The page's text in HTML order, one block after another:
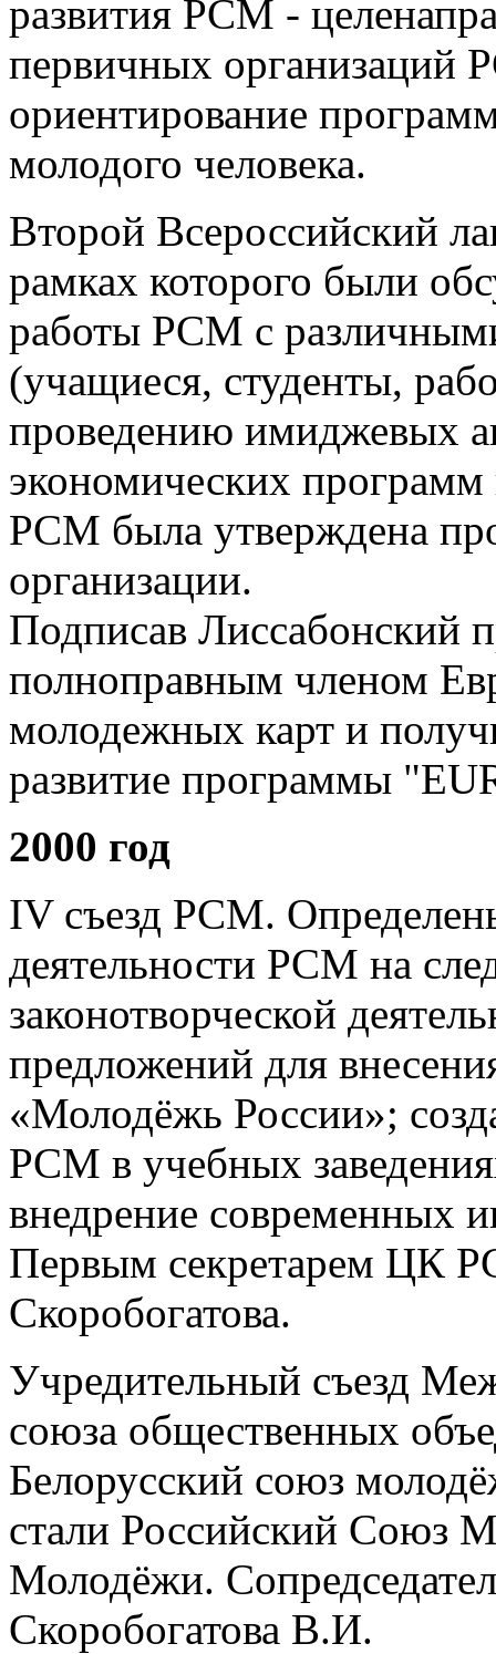
развития РСМ -
первичных организаций
ориентирование
молодого человека.
Второй Всероссийский
рамках которого были
работы РСМ с
(учащиеся, студенты,
проведению имиджевых
экономических
РСМ была утверждена
организации.
Подписав Лиссабонский
полноправным членом
молодежных карт и
развитие программы
2000 год
IV съезд РСМ.
деятельности РСМ на
законотворческой
предложений для
«Молодёжь России»;
РСМ в учебных
внедрение современных
Первым секретарем ЦК
Скоробогатова.
Учредительный съезд
союза общественных
Белорусский союз
стали Российский Союз
Молодёжи.
Скоробогатова В.И.